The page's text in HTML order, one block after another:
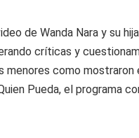
de Wanda Nara y su
críticas y
menores como mostraron
Pueda, el programa